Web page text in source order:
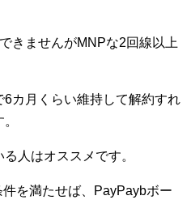
きませんがMNPな2回線以上
カ月くらい維持して解約すれ
人はオススメです。
を満たせば、PayPaybボー